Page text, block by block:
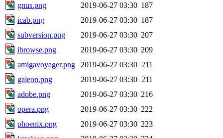
gnus.png
2019-06-27 03:30 187
icab.png
2019-06-27 03:30 187
subversion.png
2019-06-27 03:30 207
ibrowse.png
2019-06-27 03:30 209
amigavoyager.png
2019-06-27 03:30 211
galeon.png
2019-06-27 03:30 211
adobe.png
2019-06-27 03:30 216
opera.png
2019-06-27 03:30 222
phoenix.png
2019-06-27 03:30 223